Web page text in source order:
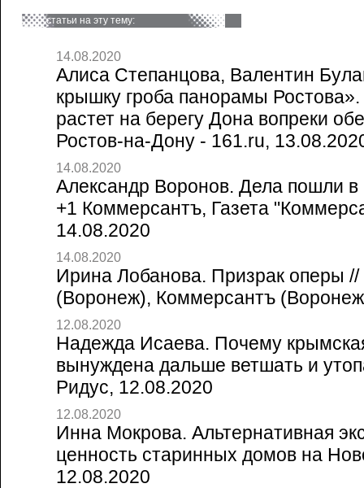
статьи на эту тему:
14.08.2020
Алиса Степанцова, Валентин
крышку гроба панорамы
растет на берегу Дона вопреки
Ростов-на-Дону - 161.ru,
14.08.2020
Александр Воронов. Дела пошли в
+1 Коммерсантъ, Газета
14.08.2020
14.08.2020
Ирина Лобанова. Призрак оперы
(Воронеж), Коммерсантъ
12.08.2020
Надежда Исаева. Почему
вынуждена дальше ветшать и
Ридус, 12.08.2020
12.08.2020
Инна Мокрова. Альтернативная
ценность старинных домов на
12.08.2020